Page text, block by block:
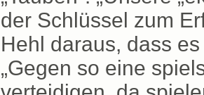
der Schlüssel zum
Hehl daraus, dass
„Gegen so eine